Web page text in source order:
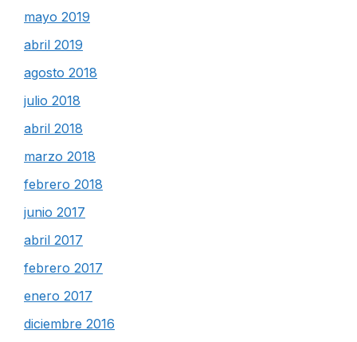
mayo 2019
abril 2019
agosto 2018
julio 2018
abril 2018
marzo 2018
febrero 2018
junio 2017
abril 2017
febrero 2017
enero 2017
diciembre 2016